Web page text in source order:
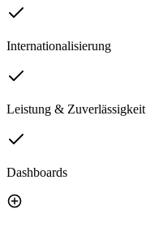
Internationalisierung
Leistung & Zuverlässigkeit
Dashboards